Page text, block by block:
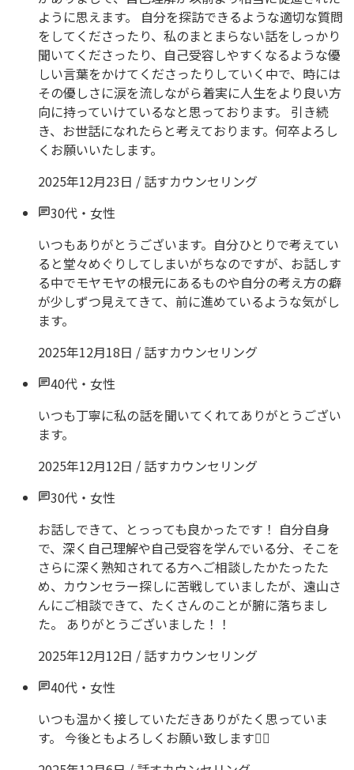
ように思えます。 自分を探訪できるような適切な質問
をしてくださったり、私のまとまらない話をしっかり
聞いてくださったり、自己受容しやすくなるような優
しい言葉をかけてくださったりしていく中で、時には
その優しさに涙を流しながら着実に人生をより良い方
向に持っていけているなと思っております。 引き続
き、お世話になれたらと考えております。何卒よろし
くお願いいたします。
2025年12月23日 / 話すカウンセリング
30代 ・ 女性
いつもありがとうございます。自分ひとりで考えてい
ると堂々めぐりしてしまいがちなのですが、お話しす
る中でモヤモヤの根元にあるものや自分の考え方の癖
が少しずつ見えてきて、前に進めているような気がし
ます。
2025年12月18日 / 話すカウンセリング
40代 ・ 女性
いつも丁寧に私の話を聞いてくれてありがとうござい
ます。
2025年12月12日 / 話すカウンセリング
30代 ・ 女性
お話しできて、とっっても良かったです！ 自分自身
で、深く自己理解や自己受容を学んでいる分、そこを
さらに深く熟知されてる方へご相談したかたったた
め、カウンセラー探しに苦戦していましたが、遠山さ
んにご相談できて、たくさんのことが腑に落ちまし
た。 ありがとうございました！！
2025年12月12日 / 話すカウンセリング
40代 ・ 女性
いつも温かく接していただきありがたく思っていま
す。 今後ともよろしくお願い致します🙇‍♀️